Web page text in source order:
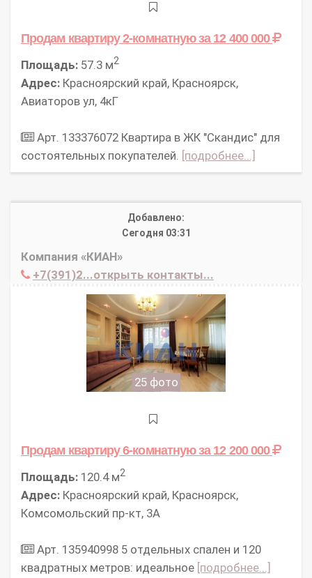
Продам квартиру 2-комнатнуюза 12 400 000
Площадь: 57.3 м2
Адрес: Красноярский край, Красноярск,
Авиаторов ул, 4кГ
Арт. 133376072 Квартира в ЖК "Скандис" для
состоятельных покупателей. [подробнее...]
Добавлено:
Сегодня 03:31
Компания «КИАН»
+7(391)2...открыть контакты...
25 фото
Продам квартиру 6-комнатнуюза 12 200 000
Площадь: 120.4 м2
Адрес: Красноярский край, Красноярск,
Комсомольский пр-кт, 3А
Арт. 135940998 5 отдельных спален и 120
квадратных метров: идеальное [подробнее...]